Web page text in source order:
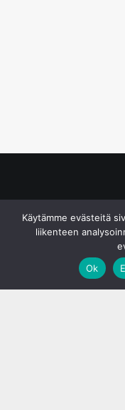
Käytämme evästeitä
liikenteen
Ok